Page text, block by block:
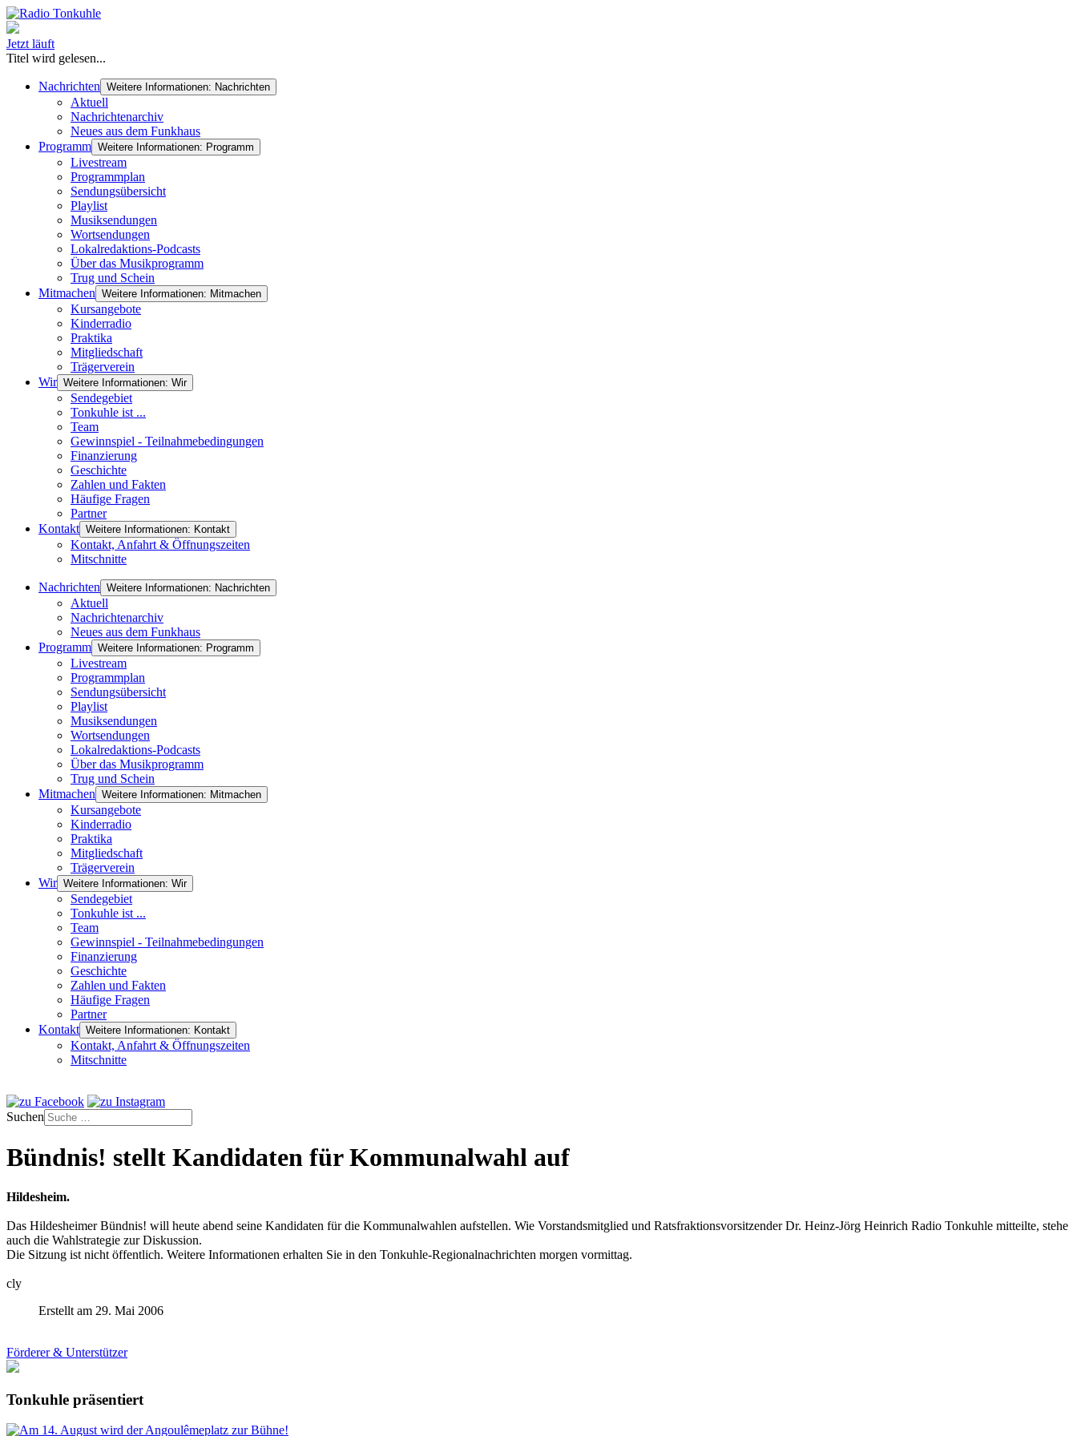
Jetzt läuft
Titel wird gelesen...
Nachrichten Weitere Informationen: Nachrichten
Aktuell
Nachrichtenarchiv
Neues aus dem Funkhaus
Programm Weitere Informationen: Programm
Livestream
Programmplan
Sendungsübersicht
Playlist
Musiksendungen
Wortsendungen
Lokalredaktions-Podcasts
Über das Musikprogramm
Trug und Schein
Mitmachen Weitere Informationen: Mitmachen
Kursangebote
Kinderradio
Praktika
Mitgliedschaft
Trägerverein
Wir Weitere Informationen: Wir
Sendegebiet
Tonkuhle ist ...
Team
Gewinnspiel - Teilnahmebedingungen
Finanzierung
Geschichte
Zahlen und Fakten
Häufige Fragen
Partner
Kontakt Weitere Informationen: Kontakt
Kontakt, Anfahrt & Öffnungszeiten
Mitschnitte
Nachrichten Weitere Informationen: Nachrichten
Aktuell
Nachrichtenarchiv
Neues aus dem Funkhaus
Programm Weitere Informationen: Programm
Livestream
Programmplan
Sendungsübersicht
Playlist
Musiksendungen
Wortsendungen
Lokalredaktions-Podcasts
Über das Musikprogramm
Trug und Schein
Mitmachen Weitere Informationen: Mitmachen
Kursangebote
Kinderradio
Praktika
Mitgliedschaft
Trägerverein
Wir Weitere Informationen: Wir
Sendegebiet
Tonkuhle ist ...
Team
Gewinnspiel - Teilnahmebedingungen
Finanzierung
Geschichte
Zahlen und Fakten
Häufige Fragen
Partner
Kontakt Weitere Informationen: Kontakt
Kontakt, Anfahrt & Öffnungszeiten
Mitschnitte
Suchen
Bündnis! stellt Kandidaten für Kommunalwahl auf
Hildesheim.
Das Hildesheimer Bündnis! will heute abend seine Kandidaten für die Kommunalwahlen aufstellen. Wie Vorstandsmitglied und Ratsfraktionsvorsitzender Dr. Heinz-Jörg Heinrich Radio Tonkuhle mitteilte, stehe
auch die Wahlstrategie zur Diskussion.
Die Sitzung ist nicht öffentlich. Weitere Informationen erhalten Sie in den Tonkuhle-Regionalnachrichten morgen vormittag.
cly
Erstellt am 29. Mai 2006
Förderer & Unterstützer
Tonkuhle präsentiert